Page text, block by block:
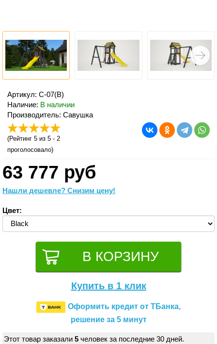
Артикул: С-07(В)
Наличие: В наличии
Производитель: Савушка
(Рейтинг 5 из 5 - 2
проголосовало)
63 777 руб
Нашли дешевле? Снизим цену!
Цвет:
Купить в 1 клик
Оформить кредит от ТБанка,
решение за 5 минут
Этот товар заказали 5 человек за последние 30 дней.